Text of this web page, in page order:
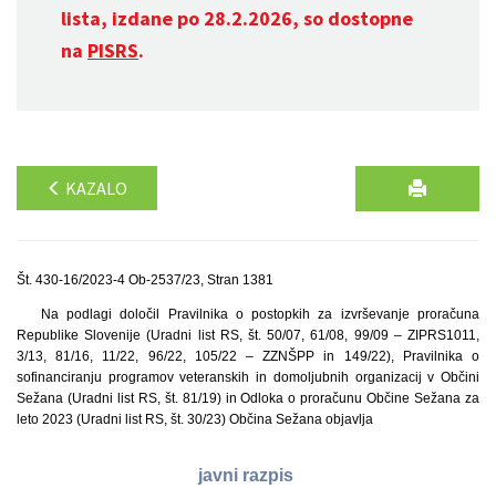
lista, izdane po 28.2.2026, so dostopne
na PISRS.
KAZALO
Št. 430-16/2023-4 Ob-2537/23, Stran 1381
Na podlagi določil Pravilnika o postopkih za izvrševanje proračuna
Republike Slovenije (Uradni list RS, št. 50/07, 61/08, 99/09 – ZIPRS1011,
3/13, 81/16, 11/22, 96/22, 105/22 – ZZNŠPP in 149/22), Pravilnika o
sofinanciranju programov veteranskih in domoljubnih organizacij v Občini
Sežana (Uradni list RS, št. 81/19) in Odloka o proračunu Občine Sežana za
leto 2023 (Uradni list RS, št. 30/23) Občina Sežana objavlja
javni razpis